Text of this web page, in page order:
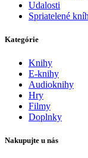
Udalosti
Spriatelené
Kategórie
Knihy
E-knihy
Audioknihy
Hry
Filmy
Doplnky
Nakupujte u nás